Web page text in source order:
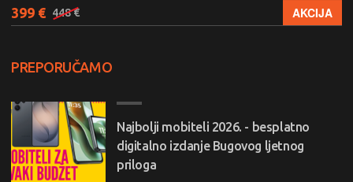
399 € 448 € AKCIJA
PREPORUČAMO
Najbolji mobiteli 2026. - besplatno
digitalno izdanje Bugovog ljetnog
priloga